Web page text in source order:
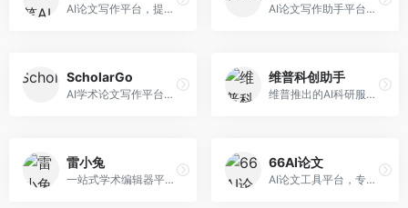
AI论文写作平台，提供无限改稿服务。面向高校学生和学术研究者，支持论文选题、大纲生成、内容撰写、查重修改等全流程服务，改稿次数不限，服务质量有保障。 AI论文写作助手平台，提供智能化的学术写作支持。面向大学生和研究人员，支持多种学科论文生成，提供参考文献管理和格式规范服务，写作效率高。
ScholarGo
AI学术论文写作平台，专注于理工科领域的逻辑构建。面向理工科研究生和科研工作者，提供公式编辑、数据分析、论文结构优化等服务，理工科写作逻辑严谨。
维普科创助手
维普推出的AI科研服务平台，整合学术资源与智能写作。面向科研人员和高校师生，提供文献检索、论文写作、查重检测等一站式服务，学术资源权威可靠。
雷小兔
一站式学术编辑器平台，覆盖论文写作全流程。面向高校学生和科研人员，提供选题分析、文献检索、论文生成、查重降重等服务，操作流程清晰，学术写作效率显著提升。
66AI论文
AI论文工具平台，专注于高质量低查重论文生成。面向大学生和研究生，提供论文写作、降重修改等服务，生成内容原创度高，查重率低。